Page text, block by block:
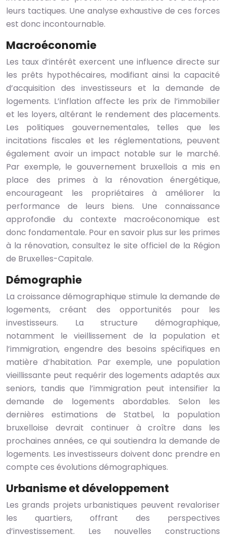
leurs tactiques. Une analyse exhaustive de ces forces
est donc incontournable.
Macroéconomie
Les taux d’intérêt exercent une influence directe sur
les prêts hypothécaires, modifiant ainsi la capacité
d’acquisition des investisseurs et la demande de
logements. L’inflation affecte les prix de l’immobilier
et les loyers, altérant le rendement des placements.
Les politiques gouvernementales, telles que les
incitations fiscales et les réglementations, peuvent
également avoir un impact notable sur le marché.
Par exemple, le gouvernement bruxellois a mis en
place des primes à la rénovation énergétique,
encourageant les propriétaires à améliorer la
performance de leurs biens. Une connaissance
approfondie du contexte macroéconomique est
donc fondamentale. Pour en savoir plus sur les primes
à la rénovation, consultez le site officiel de la Région
de Bruxelles-Capitale.
Démographie
La croissance démographique stimule la demande de
logements, créant des opportunités pour les
investisseurs. La structure démographique,
notamment le vieillissement de la population et
l’immigration, engendre des besoins spécifiques en
matière d’habitation. Par exemple, une population
vieillissante peut requérir des logements adaptés aux
seniors, tandis que l’immigration peut intensifier la
demande de logements abordables. Selon les
dernières estimations de Statbel, la population
bruxelloise devrait continuer à croître dans les
prochaines années, ce qui soutiendra la demande de
logements. Les investisseurs doivent donc prendre en
compte ces évolutions démographiques.
Urbanisme et développement
Les grands projets urbanistiques peuvent revaloriser
les quartiers, offrant des perspectives
d’investissement. Les nouvelles constructions